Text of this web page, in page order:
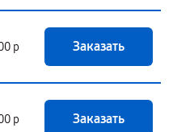
р Заказать
р Заказать